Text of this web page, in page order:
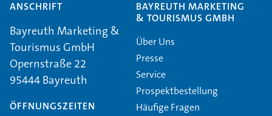
ANSCHRIFT
Bayreuth Marketing &
Tourismus GmbH
Opernstraße 22
95444 Bayreuth
ÖFFNUNGSZEITEN
BAYREUTH MARKETING
& TOURISMUS GMBH
Über Uns
Presse
Service
Prospektbestellung
Häufige Fragen